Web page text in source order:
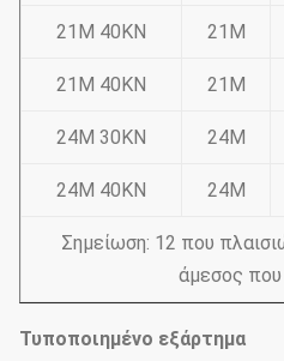
21M 40KN 21M
21M 40KN 21M
24M 30KN 24M
24M 40KN 24M
Σημείωση: 12 που
άμεσος
Τυποποιημένο εξάρτημα